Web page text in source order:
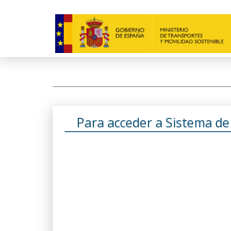
Para acceder a Sistema